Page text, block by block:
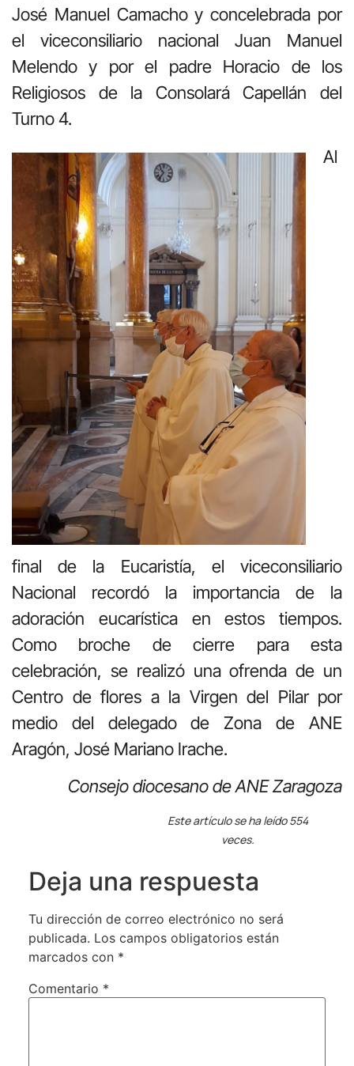
José Manuel Camacho y concelebrada por
el viceconsiliario nacional Juan Manuel
Melendo y por el padre Horacio de los
Religiosos de la Consolará Capellán del
Turno 4.
Al
final de la Eucaristía, el viceconsiliario
Nacional recordó la importancia de la
adoración eucarística en estos tiempos.
Como broche de cierre para esta
celebración, se realizó una ofrenda de un
Centro de flores a la Virgen del Pilar por
medio del delegado de Zona de ANE
Aragón, José Mariano Irache.
Consejo diocesano de ANE Zaragoza
Este artículo se ha leído 554
veces.
Deja una respuesta
Tu dirección de correo electrónico no será
publicada. Los campos obligatorios están
marcados con *
Comentario *